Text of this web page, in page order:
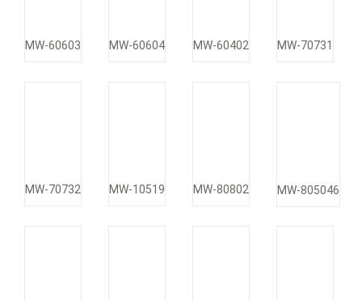
MW-60603 MW-60604 MW-60402 MW-70731
MW-70732 MW-10519 MW-80802 MW-805046